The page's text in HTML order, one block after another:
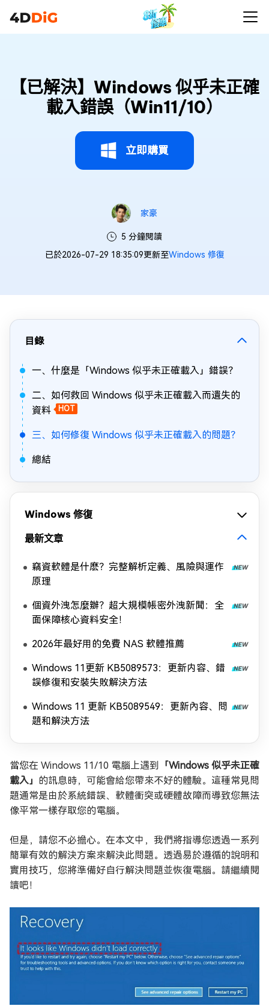
【已解決】Windows 似乎未正確
載入錯誤（Win11/10）
立即購買
家豪
5 分鐘閱讀
已於2026-07-29 18:35:09更新至Windows 修復
目錄
一、什麼是「Windows 似乎未正確載入」錯誤？
二、如何救回 Windows 似乎未正確載入而遺失的
資料
HOT
三、如何修復 Windows 似乎未正確載入的問題？
總結
Windows 修復
最新文章
竊資軟體是什麽？完整解析定義、風險與運作
原理
個資外洩怎麼辦？超大規模帳密外洩新聞：全
面保障核心資料安全！
2026年最好用的免費 NAS 軟體推薦
Windows 11更新 KB5089573：更新内容、錯
誤修復和安裝失敗解決方法
Windows 11 更新 KB5089549：更新內容、問
題和解決方法
當您在 Windows 11/10 電腦上遇到
「Windows 似乎未正確
載入」 的訊息時，可能會給您帶來不好的體驗。這種常見問
題通常是由於系統錯誤、軟體衝突或硬體故障而導致您無法
像平常一樣存取您的電腦。
但是，請您不必擔心。在本文中，我們將指導您透過一系列
簡單有效的解決方案來解決此問題。透過易於遵循的說明和
實用技巧，您將準備好自行解決問題並恢復電腦。請繼續閱
讀吧！